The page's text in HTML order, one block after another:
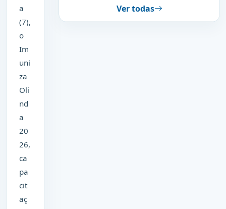
a
(7),
o
Im
uni
za
Oli
nd
a
20
26,
ca
pa
cit
aç
Ver todas